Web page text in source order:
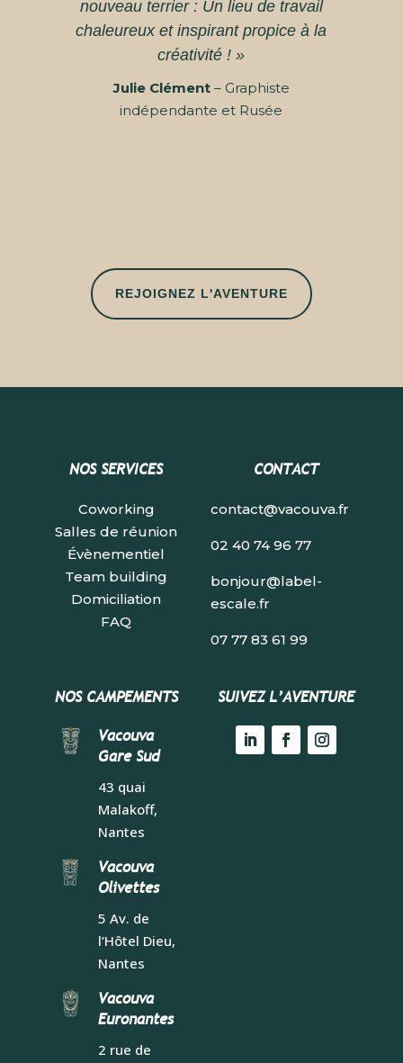
nouveau terrier : Un lieu de travail
chaleureux et inspirant propice à la
créativité ! »
Julie Clément– Graphiste
indépendante et Rusée
Thierry Brault
REJOIGNEZ L'AVENTURE
NOS SERVICES
Coworking
Salles de réunion
Évènementiel
Team building
Domiciliation
FAQ
CONTACT
contact@vacouva.fr
02 40 74 96 77
bonjour@label-
escale.fr
07 77 83 61 99
NOS CAMPEMENTS
Vacouva
Gare Sud
43 quai
Malakoff,
Nantes
Vacouva
Olivettes
5 Av. de
l’Hôtel Dieu,
Nantes
Vacouva
Euronantes
2 rue de
SUIVEZ L’AVENTURE